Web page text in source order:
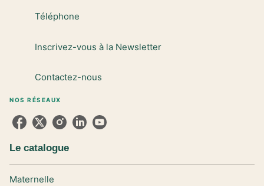
Téléphone
Inscrivez-vous à la Newsletter
Contactez-nous
NOS RÉSEAUX
Le catalogue
Maternelle